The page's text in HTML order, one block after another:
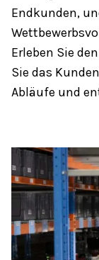
Endkunden,
Erleben Sie
Sie das
Abläufe und